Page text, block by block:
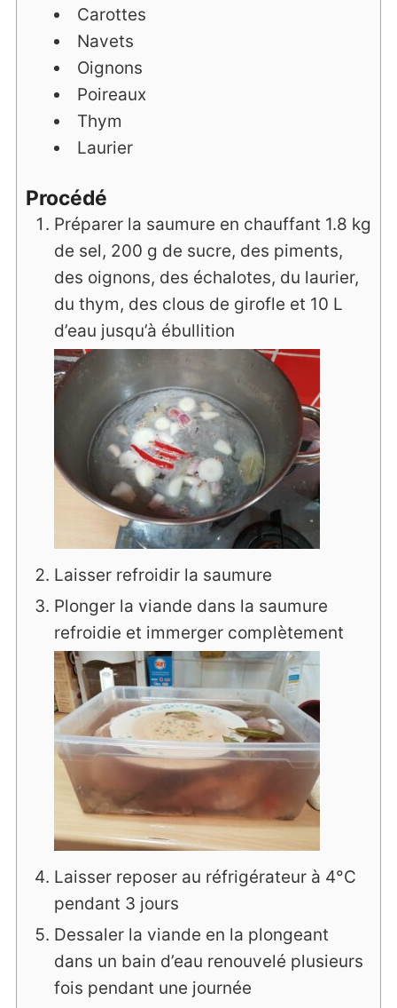
Carottes
Navets
Oignons
Poireaux
Thym
Laurier
Procédé
Préparer la saumure en chauffant 1.8 kg
de sel, 200 g de sucre, des piments,
des oignons, des échalotes, du laurier,
du thym, des clous de girofle et 10 L
d’eau jusqu’à ébullition
Laisser refroidir la saumure
Plonger la viande dans la saumure
refroidie et immerger complètement
Laisser reposer au réfrigérateur à 4°C
pendant 3 jours
Dessaler la viande en la plongeant
dans un bain d’eau renouvelé plusieurs
fois pendant une journée